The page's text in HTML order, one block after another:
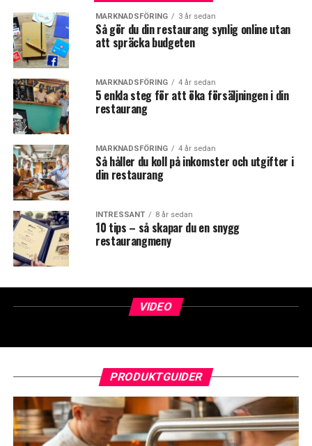
MARKNADSFÖRING 3 år sedan
Så gör du din restaurang synlig online utan
att spräcka budgeten
MARKNADSFÖRING 4 år sedan
5 enkla steg för att öka försäljningen i din
restaurang
MARKNADSFÖRING 4 år sedan
Så håller du koll på inkomster och utgifter i
din restaurang
INTRESSANT 8 år sedan
10 tips – så skapar du en snygg
restaurangmeny
VIDEO
PRODUKTGUIDER